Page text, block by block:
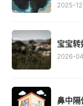
2025-
宝宝
2026-
鼻中隔